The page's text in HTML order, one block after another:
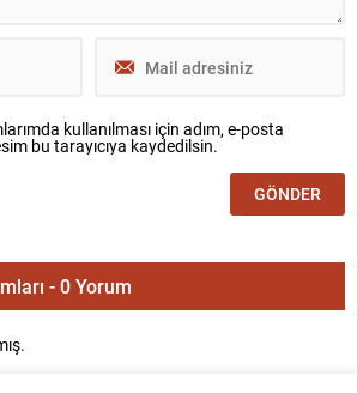
kullanılması için adım, e-posta
bu tarayıcıya kaydedilsin.
- 0 Yorum